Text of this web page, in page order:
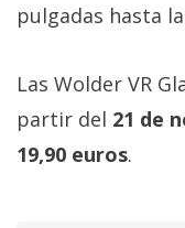
pulgadas hasta
Las Wolder VR
partir del 21 de
19,90 euros.